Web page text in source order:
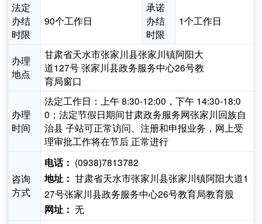
法定
办结
时限
90个工作日
承诺
办结
时限
1个工作日
办理
地点
甘肃省天水市张家川县张家川镇阿阳大
道127号 张家川县政务服务中心26号教
育局窗口
办理
时间
法定工作日：上午 8:30-12:00，下午 14:30-18:0
0；法定节假日期间甘肃政务服务网张家川回族自
治县 子站可正常访问、注册和申报业务，网上受
理审批工作将在节后 正常进行
咨询
方式
电话： (0938)7813782
地址： 甘肃省天水市张家川县张家川镇阿阳大道1
27号张家川县政务服务中心26号教育局教育股
网址： 无